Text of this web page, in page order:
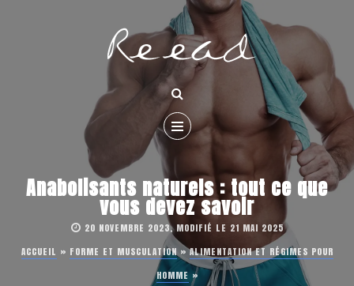
Anabolisants naturels : tout ce que
vous devez savoir
20 NOVEMBRE 2023, MODIFIÉ LE 21 MAI 2025
ACCUEIL » FORME ET MUSCULATION »ALIMENTATION ET RÉGIMES POUR
HOMME»